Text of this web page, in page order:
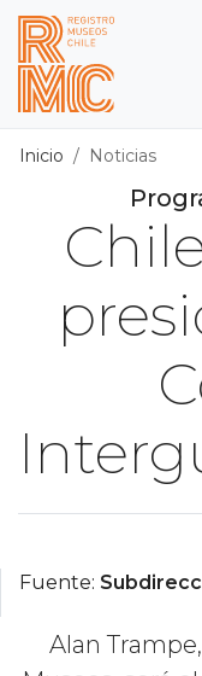
Contenido principal
Inicio Noticias
Fuente:
Alan